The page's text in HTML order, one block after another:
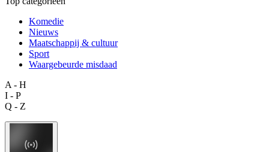
Komedie
Nieuws
Maatschappij & cultuur
Sport
Waargebeurde misdaad
A - H
I - P
Q - Z